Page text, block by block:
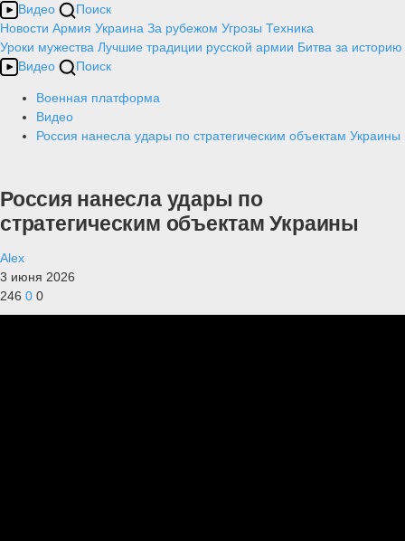
Видео
Поиск
Новости Армия Украина За рубежом Угрозы Техника
Уроки мужества Лучшие традиции русской армии Битва за историю
Видео
Поиск
Военная платформа
Видео
Россия нанесла удары по стратегическим объектам Украины
Россия нанесла удары по
стратегическим объектам Украины
Alex
3 июня 2026
246 0 0